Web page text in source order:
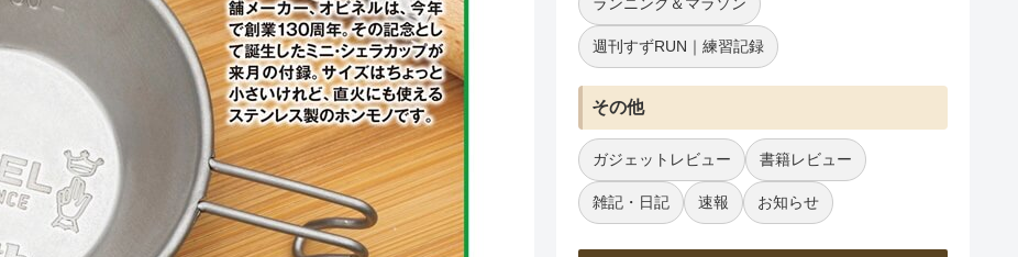
週刊すずRUN｜練習記録
その他
ガジェットレビュー 書籍レビュー
雑記・日記 速報 お知らせ